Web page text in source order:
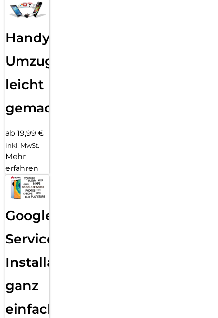
Handy
Umzug
leicht
gemacht!
ab 19,99 €
inkl. MwSt.
Mehr
erfahren
Google
Services
Installation
ganz
einfach